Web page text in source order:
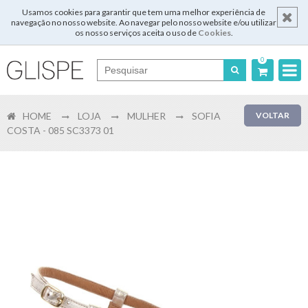
Usamos cookies para garantir que tem uma melhor experiência de
navegação no nosso website. Ao navegar pelo nosso website e/ou utilizar
os nosso serviços aceita o uso de Cookies.
0
English
Registar
VOLTAR
HOME LOJA MULHER
SOFIA
COSTA - 085 SC3373 01